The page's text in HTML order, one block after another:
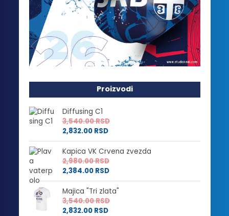
Proizvodi
Diffusing C1
3,540.00RSD
2,832.00 RSD
Kapica VK Crvena zvezda
2,980.00RSD
2,384.00 RSD
Majica "Tri zlata"
3,540.00RSD
2,832.00 RSD